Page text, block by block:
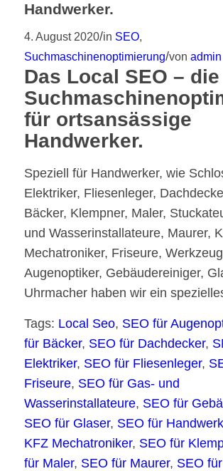
Handwerker.
4. August 2020/in SEO,
Suchmaschinenoptimierung/von admin
Das Local SEO – die
für ortsansässige
Handwerker.
Speziell für Handwerker, wie
Elektriker, Fliesenleger,
Bäcker, Klempner, Maler,
und Wasserinstallateure, Maurer,
Mechatroniker, Friseure,
Augenoptiker, Gebäudereiniger,
Uhrmacher haben wir ein
Tags: Local Seo, SEO für
für Bäcker, SEO für Dachdecker,
Elektriker, SEO für Fliesenleger,
Friseure, SEO für Gas- und
Wasserinstallateure, SEO für
SEO für Glaser, SEO für
KFZ Mechatroniker, SEO für
für Maler, SEO für Maurer, SEO